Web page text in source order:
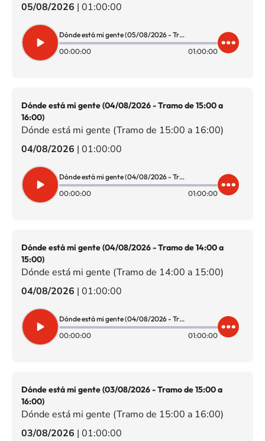
05/08/2026 | 01:00:00
Dónde está mi gente (05/08/2026 - Tramo de 14:00 a 15:00)
00:00:00
01:00:00
Dónde está mi gente (04/08/2026 - Tramo de 15:00 a
16:00)
Dónde está mi gente (Tramo de 15:00 a 16:00)
04/08/2026 | 01:00:00
Dónde está mi gente (04/08/2026 - Tramo de 15:00 a 16:00)
00:00:00
01:00:00
Dónde está mi gente (04/08/2026 - Tramo de 14:00 a
15:00)
Dónde está mi gente (Tramo de 14:00 a 15:00)
04/08/2026 | 01:00:00
Dónde está mi gente (04/08/2026 - Tramo de 14:00 a 15:00)
00:00:00
01:00:00
Dónde está mi gente (03/08/2026 - Tramo de 15:00 a
16:00)
Dónde está mi gente (Tramo de 15:00 a 16:00)
03/08/2026 | 01:00:00